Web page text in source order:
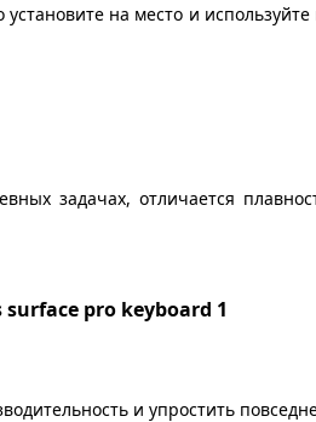
на место и
задачах, отличается
и упростить